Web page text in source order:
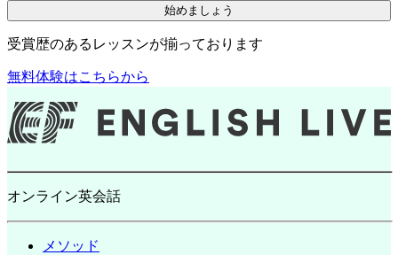
始めましょう
受賞歴のあるレッスンが揃っております
無料体験はこちらから
オンライン英会話
メソッド